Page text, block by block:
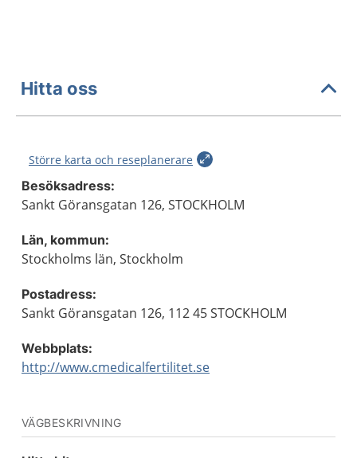
Hitta oss
Större karta och reseplanerare
Besöksadress:
Sankt Göransgatan 126, STOCKHOLM
Län, kommun:
Stockholms län, Stockholm
Postadress:
Sankt Göransgatan 126, 112 45 STOCKHOLM
Webbplats:
http://www.cmedicalfertilitet.se
VÄGBESKRIVNING